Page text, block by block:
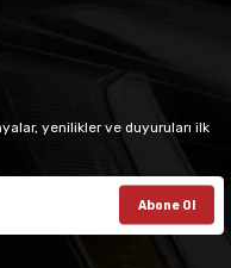
yenilikler ve duyuruları ilk
Abone Ol